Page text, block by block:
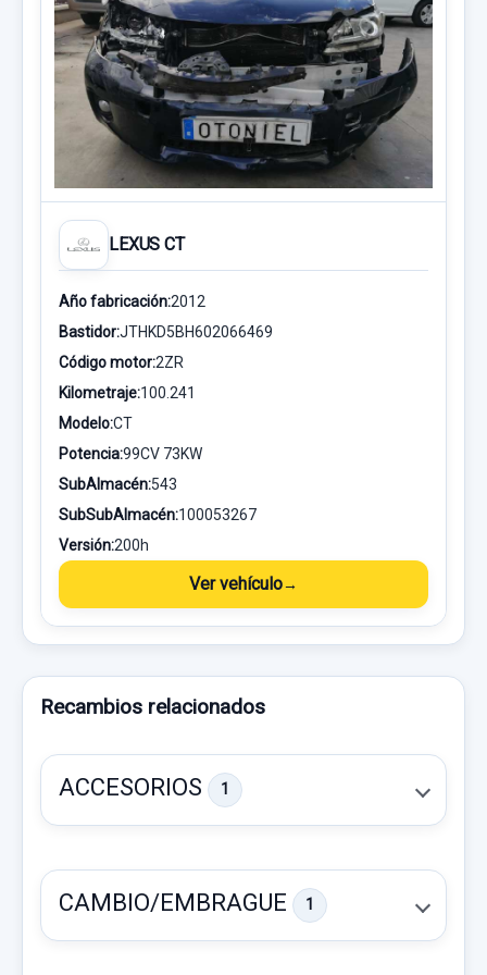
LEXUS CT
Año fabricación:2012
Bastidor:JTHKD5BH602066469
Código motor:2ZR
Kilometraje:100.241
Modelo:CT
Potencia:99CV 73KW
SubAlmacén:543
SubSubAlmacén:100053267
Versión:200h
Ver vehículo
Recambios relacionados
ACCESORIOS 1
CAMBIO/EMBRAGUE 1